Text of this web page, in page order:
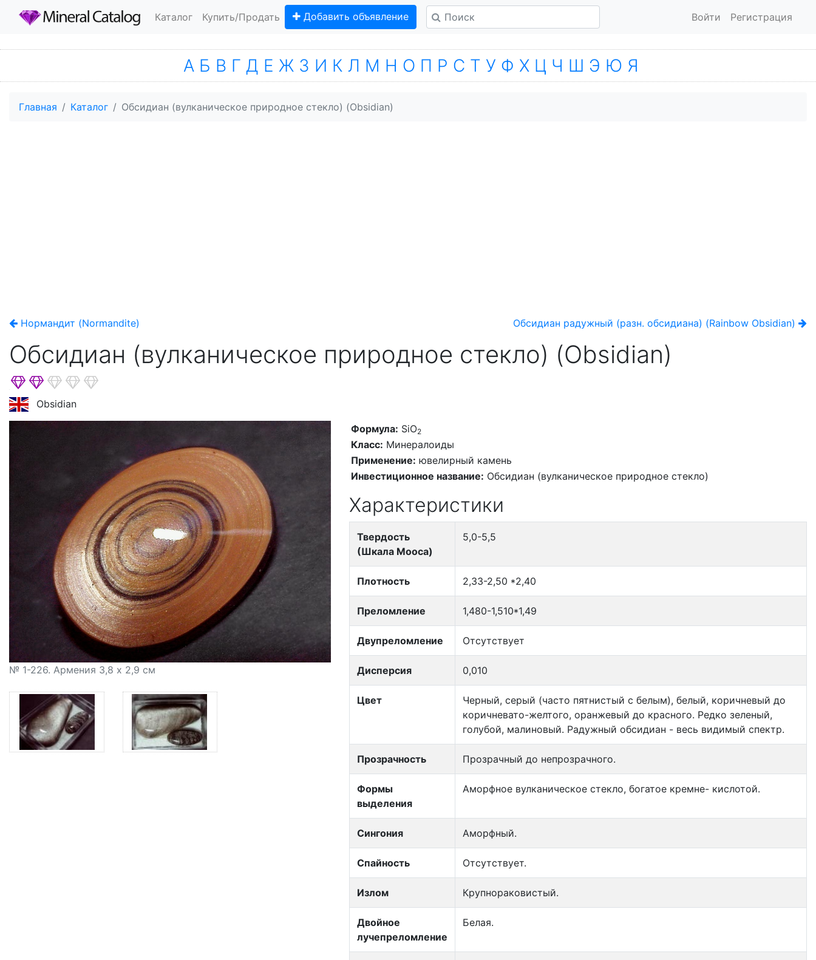
Каталог Купить/Продать Добавить объявление Войти Регистрация
Главная Каталог Обсидиан (вулканическое природное стекло) (Obsidian)
Нормандит (Normandite) Обсидиан радужный (разн. обсидиана) (Rainbow Obsidian)
Обсидиан (вулканическое природное стекло) (Obsidian)
Obsidian
№ 1-226. Армения 3,8 х 2,9 см
Формула: SiO2
Класс: Минералоиды
Применение: ювелирный камень
Инвестиционное название: Обсидиан (вулканическое природное стекло)
Характеристики
Твердость
(Шкала Мооса)
5,0-5,5
Плотность 2,33-2,50 *2,40
Преломление 1,480-1,510*1,49
Двупреломление Отсутствует
Дисперсия 0,010
Цвет
Черный, серый (часто пятнистый с белым), белый, коричневый до
коричневато-желтого, оранжевый до красного. Редко зеленый,
голубой, малиновый. Радужный обсидиан - весь видимый спектр.
Прозрачность Прозрачный до непрозрачного.
Формы
выделения
Аморфное вулканическое стекло, богатое кремне- кислотой.
Сингония Аморфный.
Спайность Отсутствует.
Излом Крупнораковистый.
Двойное
лучепреломление
Белая.
А Б В Г Д Е Ж З И К Л М Н О П Р С Т У Ф Х Ц Ч Ш Э Ю Я